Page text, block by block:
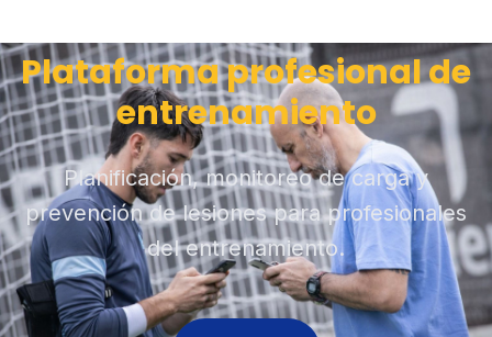
Plataforma profesional de
entrenamiento
Planificación, monitoreo de carga y
prevención de lesiones para profesionales
del entrenamiento.